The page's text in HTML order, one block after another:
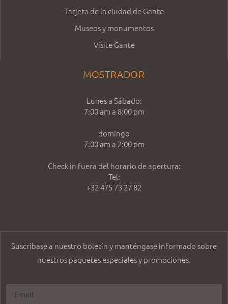
Tarjeta de la ciudad de Gante
Museos y monumentos
Visite Gante
MOSTRADOR
Lunes a Sábado:
7:00 am a 8:00 pm
domingo
7:00 am a 2:00 pm
Check in fuera del horario de apertura:
Tel:
+32 475 73 27 82
Suscríbase a nuestro boletín y manténgase informado sobre
nuestros paquetes especiales y promociones.